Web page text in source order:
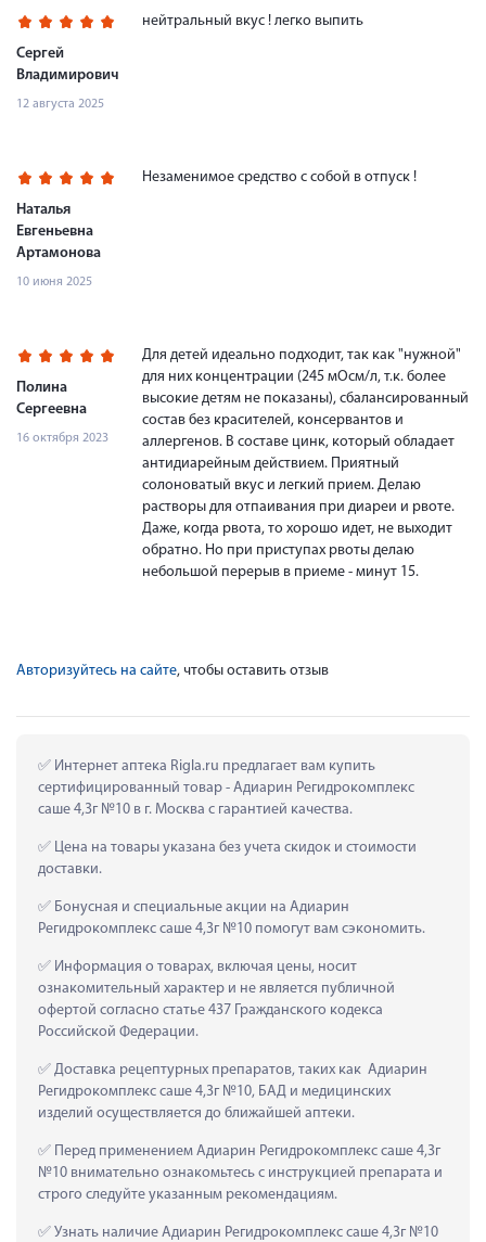
Сергей
Владимирович
12 августа 2025
нейтральный вкус ! легко выпить
Наталья
Евгеньевна
Артамонова
10 июня 2025
Незаменимое средство с собой в отпуск !
Полина
Сергеевна
16 октября 2023
Для детей идеально подходит, так как "нужной"
для них концентрации (245 мОсм/л, т.к. более
высокие детям не показаны), сбалансированный
состав без красителей, консервантов и
аллергенов. В составе цинк, который обладает
антидиарейным действием. Приятный
солоноватый вкус и легкий прием. Делаю
растворы для отпаивания при диареи и рвоте.
Даже, когда рвота, то хорошо идет, не выходит
обратно. Но при приступах рвоты делаю
небольшой перерыв в приеме - минут 15.
Авторизуйтесь на сайте, чтобы оставить отзыв
Интернет аптека Rigla.ru предлагает вам купить
сертифицированный товар - Адиарин Регидрокомплекс
саше 4,3г №10 в г. Москва с гарантией качества.
Цена на товары указана без учета скидок и стоимости
доставки.
Бонусная и специальные акции на Адиарин
Регидрокомплекс саше 4,3г №10 помогут вам сэкономить.
Информация о товарах, включая цены, носит
ознакомительный характер и не является публичной
офертой согласно статье 437 Гражданского кодекса
Российской Федерации.
Доставка рецептурных препаратов, таких как  Адиарин
Регидрокомплекс саше 4,3г №10, БАД и медицинских
изделий осуществляется до ближайшей аптеки.
Перед применением Адиарин Регидрокомплекс саше 4,3г
№10 внимательно ознакомьтесь с инструкцией препарата и
строго следуйте указанным рекомендациям.
Узнать наличие Адиарин Регидрокомплекс саше 4,3г №10